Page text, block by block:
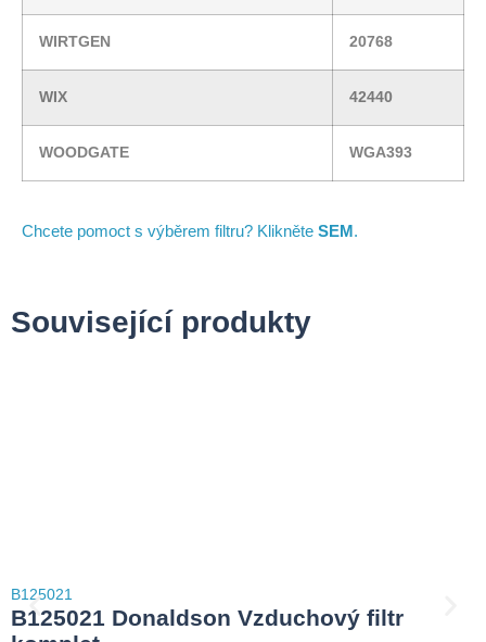
WIRTGEN 20768
WIX 42440
WOODGATE WGA393
Chcete pomoct s výběrem filtru? Klikněte SEM.
Související produkty
B125021
B125021 Donaldson Vzduchový filtr